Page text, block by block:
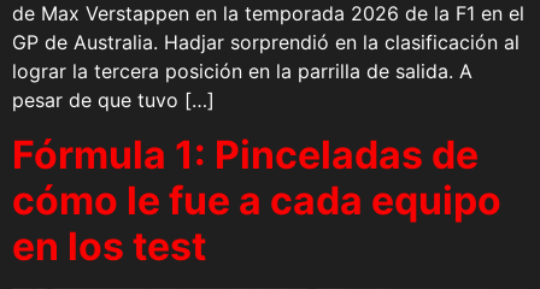
de Max Verstappen en la temporada 2026 de la F1 en el
GP de Australia. Hadjar sorprendió en la clasificación al
lograr la tercera posición en la parrilla de salida. A
pesar de que tuvo […]
Fórmula 1: Pinceladas de
cómo le fue a cada equipo
en los test